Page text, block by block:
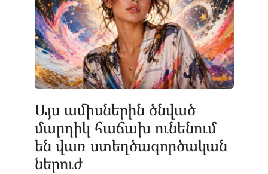
Այս ամիսներին ծնված
մարդիկ հաճախ ունենում
են վառ ստեղծագործական
ներուժ